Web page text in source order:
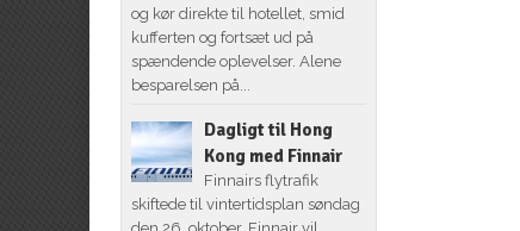
og kør direkte til hotellet, smid
kufferten og fortsæt ud på
spændende oplevelser. Alene
besparelsen på...
Dagligt til Hong
Kong med Finnair
Finnairs flytrafik
skiftede til vintertidsplan søndag